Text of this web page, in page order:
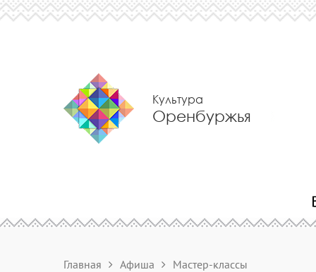
Культура
Оренбуржья
Главная Афиша Мастер-классы